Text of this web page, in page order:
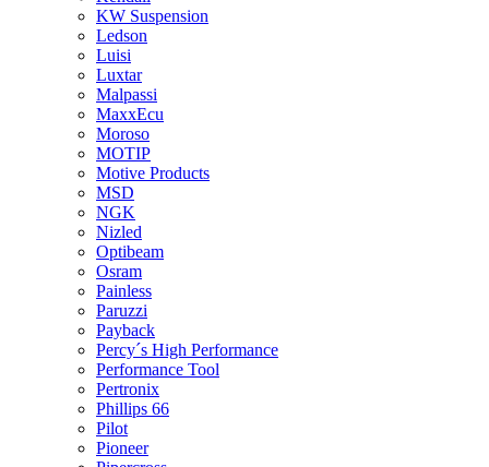
KW Suspension
Ledson
Luisi
Luxtar
Malpassi
MaxxEcu
Moroso
MOTIP
Motive Products
MSD
NGK
Nizled
Optibeam
Osram
Painless
Paruzzi
Payback
Percy´s High Performance
Performance Tool
Pertronix
Phillips 66
Pilot
Pioneer